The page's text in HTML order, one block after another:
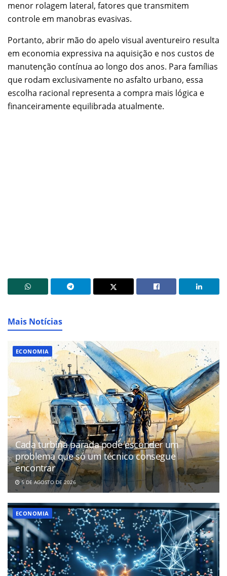
menor rolagem lateral, fatores que transmitem
controle em manobras evasivas.
Portanto, abrir mão do apelo visual aventureiro resulta
em economia expressiva na aquisição e nos custos de
manutenção contínua ao longo dos anos. Para famílias
que rodam exclusivamente no asfalto urbano, essa
escolha racional representa a compra mais lógica e
financeiramente equilibrada atualmente.
Mais Notícias
ECONOMIA
Cada turbina parada pode esconder um
problema que só um técnico consegue
encontrar
5 DE AGOSTO DE 2026
ECONOMIA